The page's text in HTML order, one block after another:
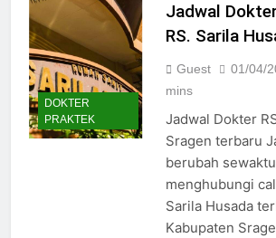
15/07/2025
Jadwal Praktek
Maguan Husada
15/07/2025
Daftar online rs
Jadwal Dokter
Salatiga 2025
15/07/2025
Jadwal Dokter
Hati Wonogiri
DOKTER
PRAKTEK
Jadwal
RS. Sarila
Guest 01/04/
mins
Jadwal Dokter
Sragen terbaru
berubah
menghubungi
Sarila Husada
Kabupaten